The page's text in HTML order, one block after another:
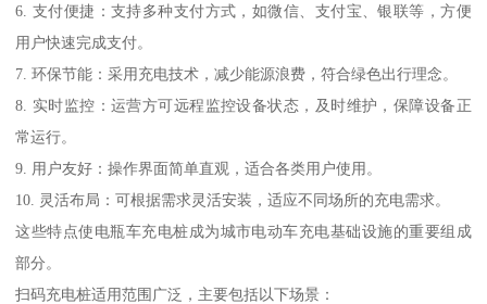
6. 支付便捷：支持多种支付方式，如微信、支付宝、银联等，方便
用户快速完成支付。
7. 环保节能：采用充电技术，减少能源浪费，符合绿色出行理念。
8. 实时监控：运营方可远程监控设备状态，及时维护，保障设备正
常运行。
9. 用户友好：操作界面简单直观，适合各类用户使用。
10. 灵活布局：可根据需求灵活安装，适应不同场所的充电需求。
这些特点使电瓶车充电桩成为城市电动车充电基础设施的重要组成
部分。
扫码充电桩适用范围广泛，主要包括以下场景：